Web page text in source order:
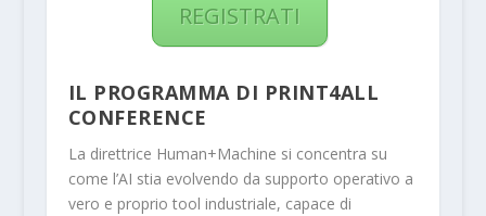
REGISTRATI
IL PROGRAMMA DI PRINT4ALL
CONFERENCE
La direttrice Human+Machine si concentra su
come l’AI stia evolvendo da supporto operativo a
vero e proprio tool industriale, capace di